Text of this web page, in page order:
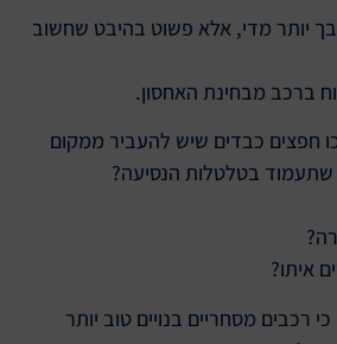
יותר מדי, אלא פשוט בהיבט שחשוב
ברכב מבחינת האחסון.
חפצים כבדים שיש להעביר ממקום
בטלטלות הנסיעה?
איתו?
רכבים מסחריים בנויים טוב יותר